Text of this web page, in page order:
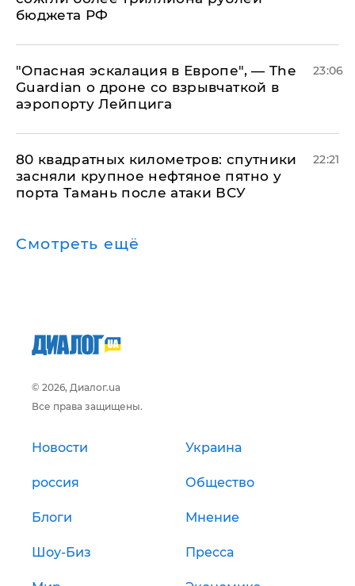
бюджета РФ
"Опасная эскалация в Европе", — The
Guardian о дроне со взрывчаткой в
аэропорту Лейпцига
23:06
80 квадратных километров: спутники
засняли крупное нефтяное пятно у
порта Тамань после атаки ВСУ
22:21
Смотреть ещё
© 2026, Диалог.ua
Все права защищены.
Новости Украина
россия Общество
Блоги Мнение
Шоу-Биз Пресса